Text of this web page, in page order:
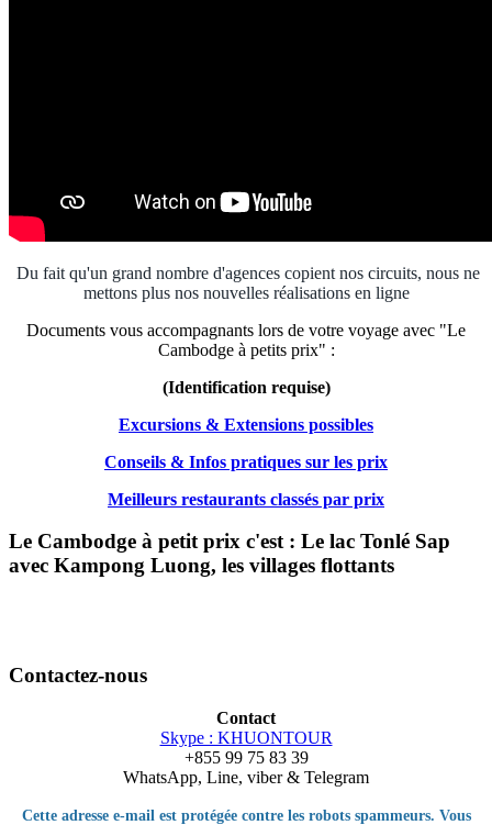
Du fait qu'un grand nombre d'agences copient nos circuits, nous ne
mettons plus nos nouvelles réalisations en ligne
Documents vous accompagnants lors de votre voyage avec "Le
Cambodge à petits prix" :
(Identification requise)
Excursions & Extensions possibles
Conseils & Infos pratiques sur les prix
Meilleurs restaurants classés par prix
Le Cambodge à petit prix c'est : Le lac Tonlé Sap
avec Kampong Luong, les villages flottants
Contactez-nous
Contact
Skype : KHUONTOUR
+855 99 75 83 39
WhatsApp, Line, viber & Telegram
Cette adresse e-mail est protégée contre les robots spammeurs. Vous